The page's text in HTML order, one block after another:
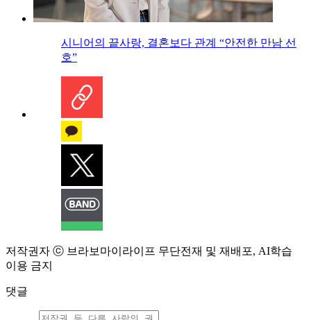
시니어의 끝사랑, 결혼보다 관계 “안전한 만남 선
호”
저작권자 ⓒ 브라보마이라이프 무단전재 및 재배포, AI학습
이용 금지
댓글